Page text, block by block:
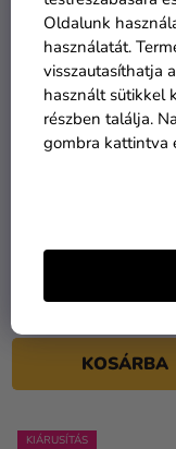
Oldalunk
használatát.
visszautasíthatja
használt sütikkel
részben találja.
gombra kattintva
könyvjelző - Luna
KOSÁRBA
KIÁRUSÍTÁS